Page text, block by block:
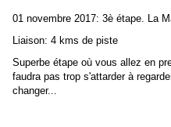
01 novembre 2017: 3è étape. La
Liaison: 4 kms de piste
Superbe étape où vous allez en
faudra pas trop s'attarder à
changer...